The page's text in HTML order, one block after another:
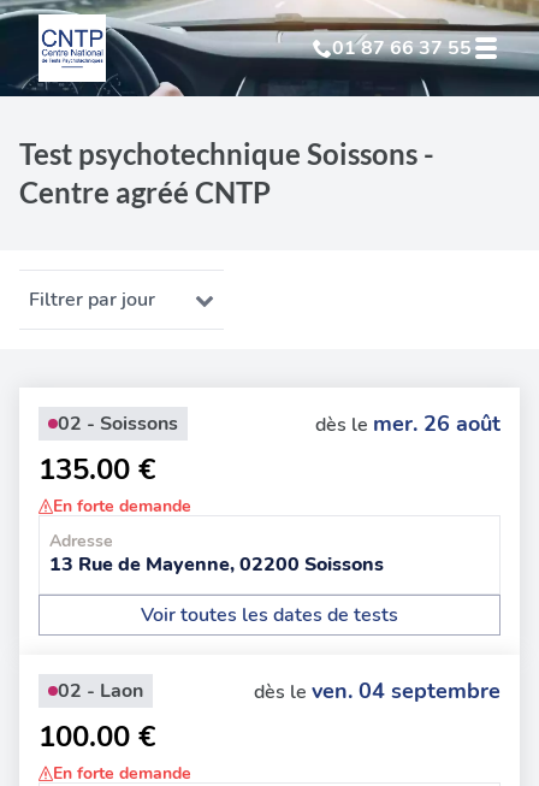
01 87 66 37 55
Test Psychotechniquesuite à annulation
Test Psychotechnique
Test Psychotechnique
Test psychotechnique Soissons -
Centre agréé CNTP
Filtrer par jour
02 - Soissons dès le mer. 26 août
135.00 €
En forte demande
Adresse
13 Rue de Mayenne, 02200 Soissons
Voir toutes les dates de tests
02 - Laon dès le ven. 04 septembre
100.00 €
En forte demande